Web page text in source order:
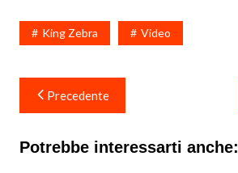
King Zebra Video
Navigazione
articoli
Precedente
Potrebbe interessarti anche: